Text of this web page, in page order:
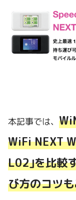
本記事では、
WiFi NEXT
L02｣を比較
び方のコツ